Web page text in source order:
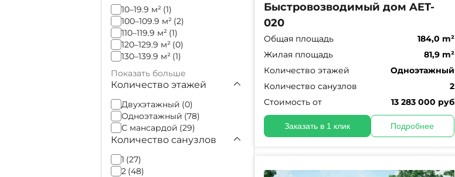
10–19.9 м² (1)
100–109.9 м² (2)
110–119.9 м² (1)
120–129.9 м² (0)
130–139.9 м² (1)
Показать больше
Количество этажей
Двухэтажный (0)
Одноэтажный (78)
С мансардой (29)
Количество санузлов
1 (27)
2 (48)
Быстровозводимый дом AET-
020
Общая площадь
184,0 m²
Жилая площадь
81,9 m²
Количество этажей
Одноэтажный
Количество санузлов
2
Стоимость от
13 283 000 руб
Заказать в 1 клик Подробнее